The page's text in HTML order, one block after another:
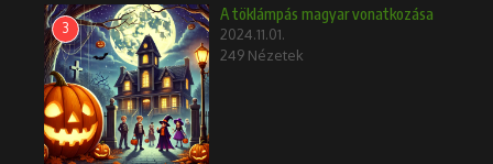
3
A töklámpás magyar vonatkozása
2024.11.01.
249 Nézetek